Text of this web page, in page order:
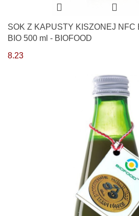
SOK Z KAPUSTY KISZONEJ NFC
BIO 500 ml - BIOFOOD
8.23